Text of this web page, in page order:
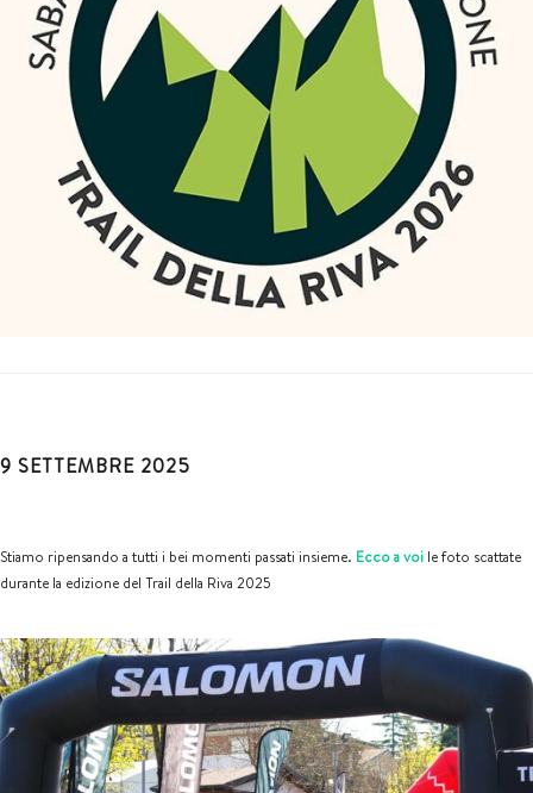
9 SETTEMBRE 2025
Stiamo ripensando a tutti i bei momenti passati insieme. Ecco a voi le foto scattate
durante la edizione del Trail della Riva 2025